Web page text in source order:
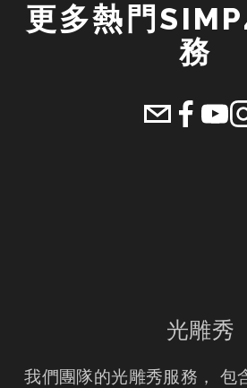
更多熱門
務
光雕秀
我們團隊的光雕秀服務， 包